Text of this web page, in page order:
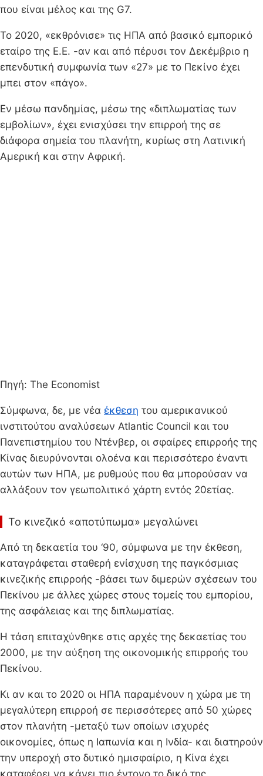
που είναι μέλος και της G7.
Το 2020, «εκθρόνισε» τις ΗΠΑ από βασικό εμπορικό
εταίρο της Ε.Ε. -αν και από πέρυσι τον Δεκέμβριο η
επενδυτική συμφωνία των «27» με το Πεκίνο έχει
μπει στον «πάγο».
Εν μέσω πανδημίας, μέσω της «διπλωματίας των
εμβολίων», έχει ενισχύσει την επιρροή της σε
διάφορα σημεία του πλανήτη, κυρίως στη Λατινική
Αμερική και στην Αφρική.
Πηγή: The Economist
Σύμφωνα, δε, με νέα έκθεση του αμερικανικού
ινστιτούτου αναλύσεων Atlantic Council και του
Πανεπιστημίου του Ντένβερ, οι σφαίρες επιρροής της
Κίνας διευρύνονται ολοένα και περισσότερο έναντι
αυτών των ΗΠΑ, με ρυθμούς που θα μπορούσαν να
αλλάξουν τον γεωπολιτικό χάρτη εντός 20ετίας.
Το κινεζικό «αποτύπωμα» μεγαλώνει
Από τη δεκαετία του ‘90, σύμφωνα με την έκθεση,
καταγράφεται σταθερή ενίσχυση της παγκόσμιας
κινεζικής επιρροής -βάσει των διμερών σχέσεων του
Πεκίνου με άλλες χώρες στους τομείς του εμπορίου,
της ασφάλειας και της διπλωματίας.
Η τάση επιταχύνθηκε στις αρχές της δεκαετίας του
2000, με την αύξηση της οικονομικής επιρροής του
Πεκίνου.
Κι αν και το 2020 οι ΗΠΑ παραμένουν η χώρα με τη
μεγαλύτερη επιρροή σε περισσότερες από 50 χώρες
στον πλανήτη -μεταξύ των οποίων ισχυρές
οικονομίες, όπως η Ιαπωνία και η Ινδία- και διατηρούν
την υπεροχή στο δυτικό ημισφαίριο, η Κίνα έχει
καταφέρει να κάνει πιο έντονο το δικό της